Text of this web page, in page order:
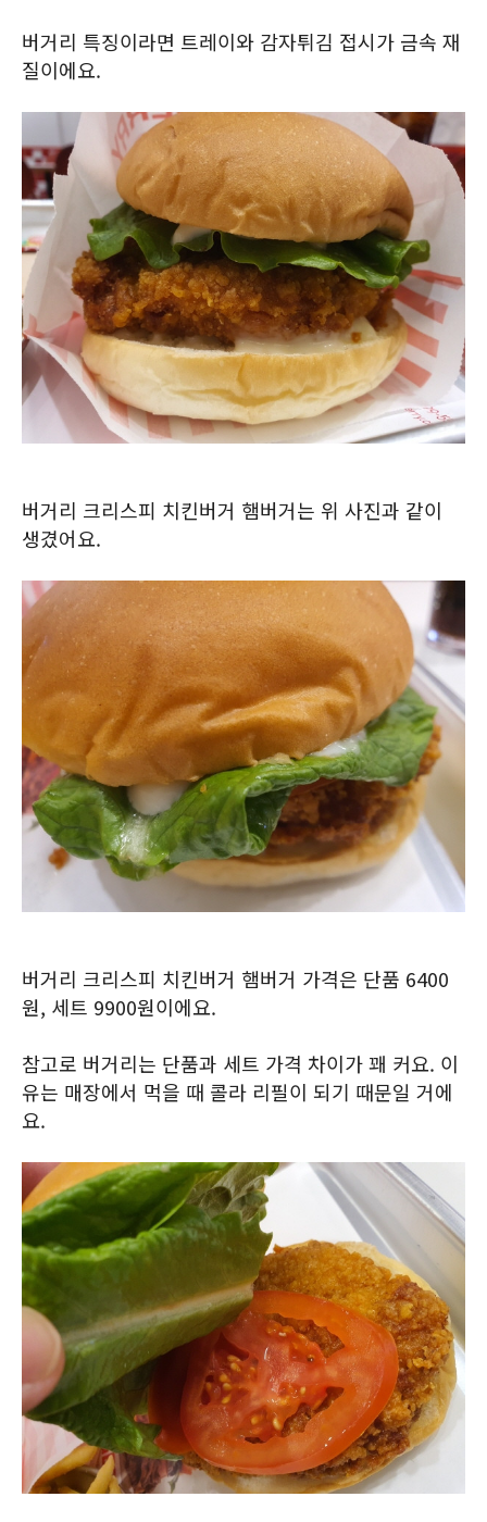
버거리 특징이라면 트레이와 감자튀김 접시가 금속 재
질이에요.
버거리 크리스피 치킨버거 햄버거는 위 사진과 같이
생겼어요.
버거리 크리스피 치킨버거 햄버거 가격은 단품 6400
원, 세트 9900원이에요.
참고로 버거리는 단품과 세트 가격 차이가 꽤 커요. 이
유는 매장에서 먹을 때 콜라 리필이 되기 때문일 거에
요.